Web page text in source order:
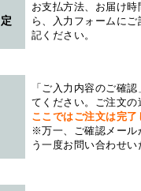
お支払方法、お届け
ら、入力フォームに
記ください。
「ご入力内容のご確
てください。ご注文
ここではご注文は完
※万一、ご確認メール
う一度お問い合わせ